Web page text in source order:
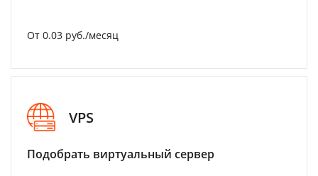
От 0.03 руб./месяц
VPS
Подобрать виртуальный сервер